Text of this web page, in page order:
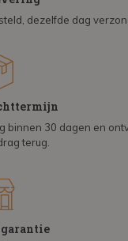
dezelfde dag
binnen 30 dagen en
terug.
garantie